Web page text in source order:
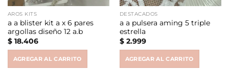
AROS KITS
a a blister kit a x 6 pares
argollas diseño 12 a.b
$18.406
AGREGAR AL CARRITO
DESTACADOS
a a pulsera aming 5 triple
estrella
$2.999
AGREGAR AL CARRITO